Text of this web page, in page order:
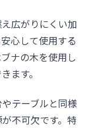
広がりにくい加
心して使用する
ナの木を使用し
ます。
テーブルと同様
不可欠です。特